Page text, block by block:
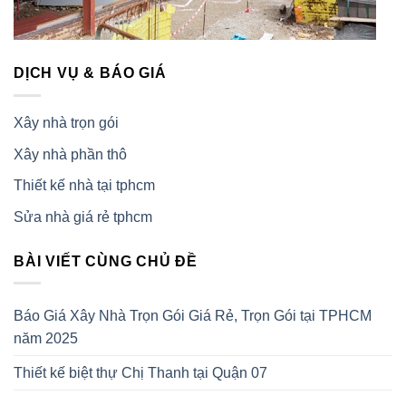
DỊCH VỤ & BÁO GIÁ
Xây nhà trọn gói
Xây nhà phần thô
Thiết kế nhà tại tphcm
Sửa nhà giá rẻ tphcm
BÀI VIẾT CÙNG CHỦ ĐỀ
Báo Giá Xây Nhà Trọn Gói Giá Rẻ, Trọn Gói tại TPHCM
năm 2025
Thiết kế biệt thự Chị Thanh tại Quận 07